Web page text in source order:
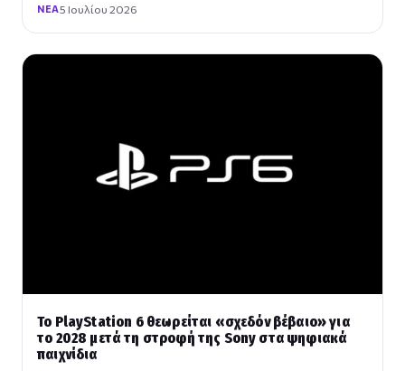
ΝΈΑ5 Ιουλίου 2026
Το PlayStation 6 θεωρείται «σχεδόν βέβαιο» για
το 2028 μετά τη στροφή της Sony στα ψηφιακά
παιχνίδια